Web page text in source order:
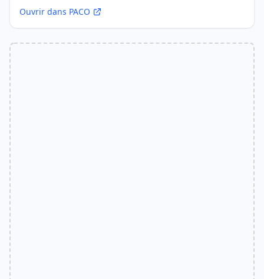
Ouvrir dans PACO